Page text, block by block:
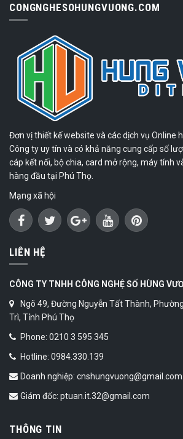
CONGNGHESOHUNGVUONG.COM
Đơn vị thiết kế website và các dịch vụ Online
Công ty uy tín và có khả năng cung cấp số
cáp kết nối, bộ chia, card mở rộng, máy tính
hàng đầu tại Phú Thọ.
Mạng xã hội
LIÊN HỆ
CÔNG TY TNHH CÔNG NGHỆ SỐ HÙNG
Ngõ 49, Đường Nguyễn Tất Thành,
Trì, Tỉnh Phú Thọ
Phone: 0210 3 595 345
Hotline: 0984.330.139
Doanh nghiệp: cnshungvuong@gmail.com
Giám đốc: ptuan.it.32@gmail.com
THÔNG TIN